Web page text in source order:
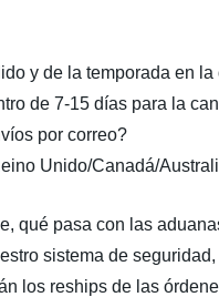
y de la temporada en la
de 7-15 días para la
por correo?
Unido/Canadá/
qué pasa con las
sistema de
los reships de las